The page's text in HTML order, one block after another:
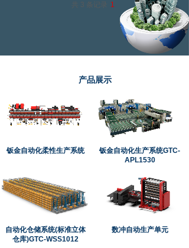
共 3 条记录 1
产品展示
钣金自动化柔性生产系统
钣金自动化生产系统GTC-
APL1530
自动化仓储系统(标准立体
仓库)GTC-WSS1012
数冲自动生产单元